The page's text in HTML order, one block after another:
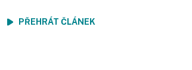
PŘEHRÁT ČLÁNEK